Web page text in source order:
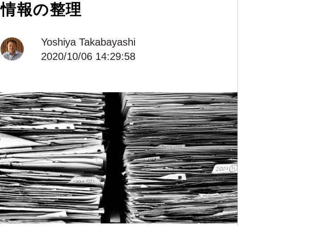
情報の整理
Yoshiya Takabayashi
2020/10/06 14:29:58